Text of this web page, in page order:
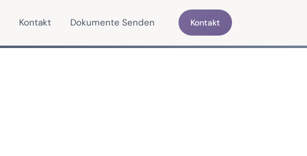
Kontakt Dokumente Senden Kontakt